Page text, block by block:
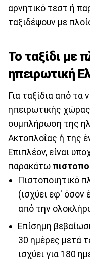
αρνητικό τεστ ή
ταξιδέψουν με
Το ταξίδι με
ηπειρωτική
Για ταξίδια από τα
ηπειρωτικής
συμπλήρωση της
Ακτοπλοΐας ή της
Επιπλέον, είναι
παρακάτω
Πιστοποιητικό
(ισχύει εφ' όσον
από την
Επίσημη
30 ημέρες μετά
ισχύει για 180